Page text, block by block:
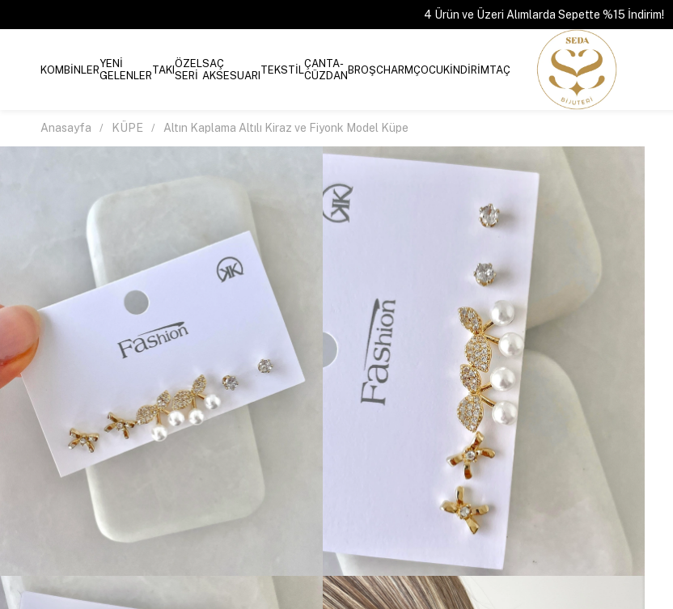
4 Ürün ve Üzeri Alımlarda Sepette %15 İndirim!
KOMBİNLERYENİ
GELENLERTAKIÖZEL
SERİ
SAÇ
AKSESUARI TEKSTİLÇANTA-
CÜZDANBROŞCHARMÇOCUKİNDİRİMTAÇ
Anasayfa KÜPE Altın Kaplama Altılı Kiraz ve Fiyonk Model Küpe